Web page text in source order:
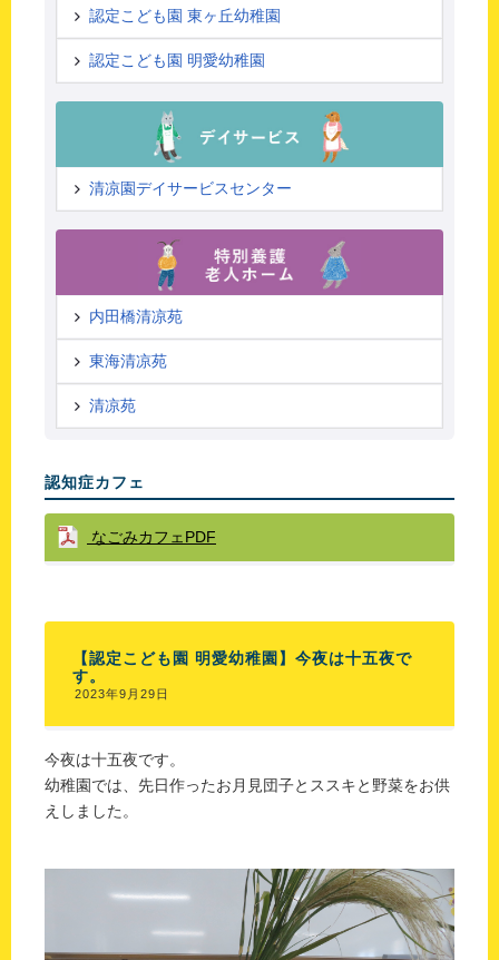
認定こども園 東ヶ丘幼稚園
認定こども園 明愛幼稚園
清凉園デイサービスセンター
内田橋清凉苑
東海清凉苑
清凉苑
認知症カフェ
なごみカフェPDF
【認定こども園 明愛幼稚園】今夜は十五夜で
す。
2023年9月29日
今夜は十五夜です。
幼稚園では、先日作ったお月見団子とススキと野菜をお供
えしました。